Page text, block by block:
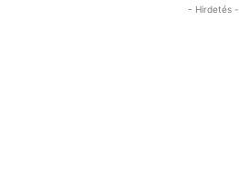
- Hirdetés -